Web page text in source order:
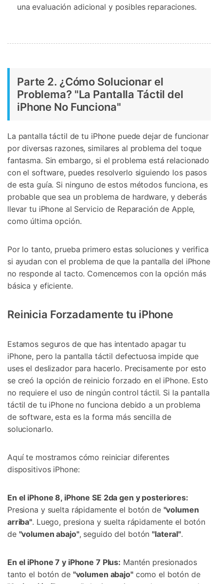
una evaluación adicional y posibles reparaciones.
Parte 2. ¿Cómo Solucionar el
Problema? 󠀲󠀡󠀡󠀣󠀠󠀦󠀠󠀩󠀥󠀳"La Pantalla Táctil del
iPhone No Funciona"
La pantalla táctil de tu iPhone puede dejar de funcionar
por diversas razones, similares al problema del toque
fantasma. Sin embargo, si el problema está relacionado
con el software, puedes resolverlo siguiendo los pasos
de esta guía. Si ninguno de estos métodos funciona, es
probable que sea un problema de hardware, y deberás
llevar tu iPhone al Servicio de Reparación de Apple,
como última opción.
Por lo tanto, prueba primero estas soluciones y verifica
si ayudan con el problema de que la pantalla del iPhone
no responde al tacto. Comencemos con la opción más
básica y eficiente.
Reinicia Forzadamente tu iPhone
Estamos seguros de que has intentado apagar tu
iPhone, pero la pantalla táctil defectuosa impide que
uses el deslizador para hacerlo. Precisamente por esto
se creó la opción de reinicio forzado en el iPhone. Esto
no requiere el uso de ningún control táctil. Si la pantalla
táctil de tu iPhone no funciona debido a un problema
de software, esta es la forma más sencilla de
solucionarlo.
Aquí te mostramos cómo reiniciar diferentes
dispositivos iPhone:
En el iPhone 8, iPhone SE 2da gen y posteriores:
Presiona y suelta rápidamente el botón de "volumen
arriba". Luego, presiona y suelta rápidamente el botón
de "volumen abajo", seguido del botón"lateral".
En el iPhone 7 y iPhone 7 Plus: Mantén presionados
tanto el botón de "volumen abajo"como el botón de